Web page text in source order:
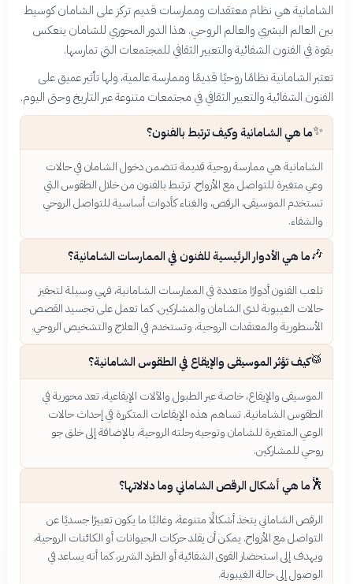
الشامانية هي نظام معتقدات وممارسات قديم تركز على الشامان كوسيط
بين العالم البشري والعالم الروحي. هذا الدور المحوري للشامان ينعكس
بقوة في الفنون الشفائية والتعبير الثقافي للمجتمعات التي تمارسها.
تعتبر الشامانية نظامًا روحيًا قديمًا وممارسة عالمية، ولها تأثير عميق على
الفنون الشفائية والتعبير الثقافي في مجتمعات متنوعة عبر التاريخ وحتى اليوم.
✨ما هي الشامانية وكيف ترتبط بالفنون؟
الشامانية هي ممارسة روحية قديمة تتضمن دخول الشامان في حالات
وعي متغيرة للتواصل مع الأرواح. ترتبط بالفنون من خلال الطقوس التي
تستخدم الموسيقى، الرقص، والغناء كأدوات أساسية للتواصل الروحي
والشفاء.
🎶ما هي الأدوار الرئيسية للفنون في الممارسات الشامانية؟
تلعب الفنون أدوارًا متعددة في الممارسات الشامانية، فهي وسيلة لتحفيز
حالات الغيبوبة لدى الشامان والمشاركين. كما تعمل على تجسيد القصص
الأسطورية والمعتقدات الروحية، وتستخدم في العلاج والتشخيص الروحي.
🥁كيف تؤثر الموسيقى والإيقاع في الطقوس الشامانية؟
الموسيقى والإيقاع، خاصة عبر الطبول والآلات الإيقاعية، تعد محورية في
الطقوس الشامانية. تساهم هذه الإيقاعات المتكررة في إحداث حالات
الوعي المتغيرة للشامان وتوجيه رحلته الروحية، بالإضافة إلى خلق جو
روحي للمشاركين.
🕺ما هي أشكال الرقص الشاماني وما دلالاتها؟
الرقص الشاماني يتخذ أشكالًا متنوعة، وغالبًا ما يكون تعبيرًا جسديًا عن
التواصل مع الأرواح. يمكن أن يقلد حركات الحيوانات أو الكائنات الروحية،
ويهدف إلى استحضار القوى الشفائية أو الطرد الشرير، كما أنه يساعد في
الوصول إلى حالة الغيبوبة.